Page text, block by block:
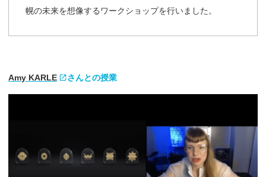
幌の未来を想像するワークショップを行いました。
Amy KARLE さんとの授業